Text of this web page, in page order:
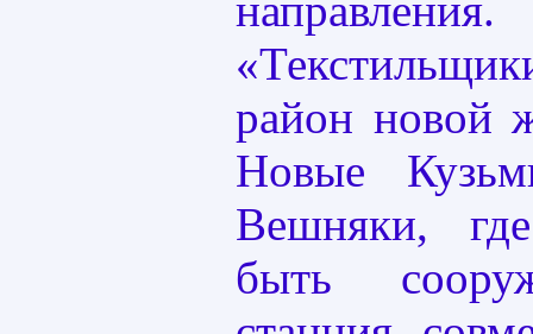
район новой
Новые
Вешняки,
быть